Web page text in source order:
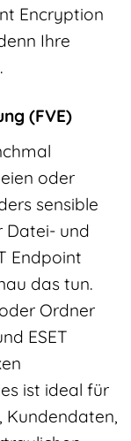
Encryption
Ihre
(FVE)
oder
sensible
Datei- und
Endpoint
das tun.
Ordner
ESET
ist ideal für
Kundendaten,